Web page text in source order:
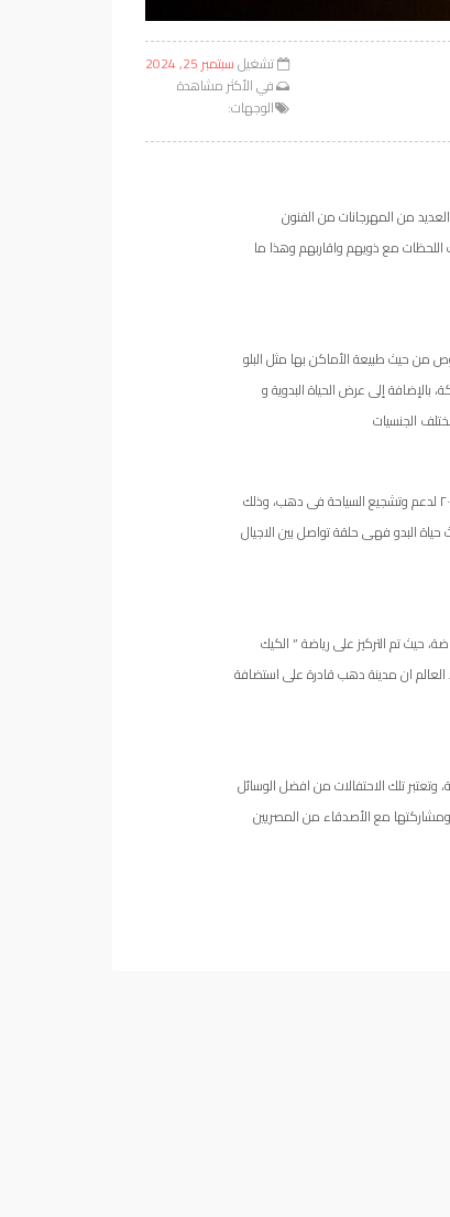
تشغيلسبتمبر 25, 2024
فيالأكثر مشاهدة
الوجهات:
من المهرجانات من الفنون
اللحظات مع ذويهم واقاربهم وهذا ما
من حيث طبيعة الأماكن بها مثل البلو
بالإضافة إلى عرض الحياة البدوية و
الجنسيات
ودهب، وهو من المهرجانات التي أقيمت اول مرة في عام ٢٠٢٢ لدعم وتشجيع السياحة فى دهب، وذلك
البدو فهى حلقة تواصل بين الاجيال
حيث تم التركيز على رياضة ” الكيك
وحتى يشاهد العالم ان مدينة دهب قادرة على استضافة
تلك الاحتفالات من افضل الوسائل
ومشاركتها مع الأصدقاء من المصريين